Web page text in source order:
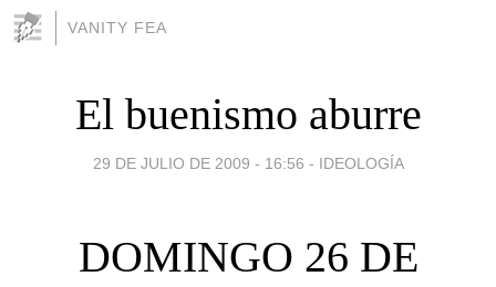
VANITY FEA
El buenismo aburre
29 DE JULIO DE 2009 - 16:56 - IDEOLOGÍA
DOMINGO 26 DE